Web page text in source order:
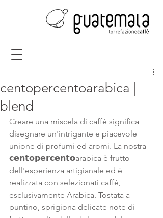
centopercentoarabica |
blend
Creare una miscela di caffè significa
disegnare un'intrigante e piacevole
unione di profumi ed aromi. La nostra
𝗰𝗲𝗻𝘁𝗼𝗽𝗲𝗿𝗰𝗲𝗻𝘁𝗼arabica è frutto
dell'esperienza artigianale ed è
realizzata con selezionati caffè,
esclusivamente Arabica. Tostata a
puntino, sprigiona delicate note di